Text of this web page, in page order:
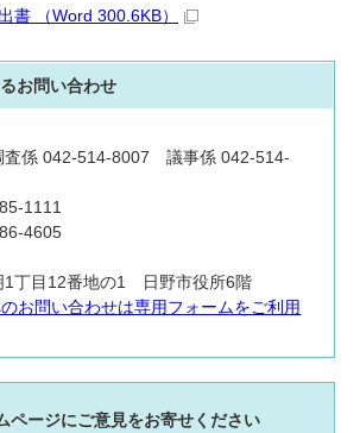
書 （Word 300.6KB）
お問い合わせ
査係 042-514-8007 議事係 042-514-
1111
4605
1丁目12番地の1 日野市役所6階
お問い合わせは専用フォームをご利用
ページにご意見をお寄せください